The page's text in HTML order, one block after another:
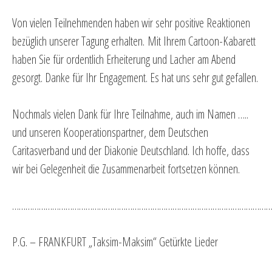
Von vielen Teilnehmenden haben wir sehr positive Reaktionen
bezüglich unserer Tagung erhalten. Mit Ihrem Cartoon-Kabarett
haben Sie für ordentlich Erheiterung und Lacher am Abend
gesorgt. Danke für Ihr Engagement. Es hat uns sehr gut gefallen.
Nochmals vielen Dank für Ihre Teilnahme, auch im Namen …..
und unseren Kooperationspartner, dem Deutschen
Caritasverband und der Diakonie Deutschland. Ich hoffe, dass
wir bei Gelegenheit die Zusammenarbeit fortsetzen können.
P.G. – FRANKFURT „Taksim-Maksim“ Getürkte Lieder